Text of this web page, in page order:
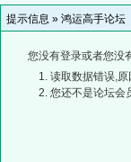
提示信息 » 鸿运高手论坛
您没有登录或者您没
读取数据错误,
您还不是论坛会